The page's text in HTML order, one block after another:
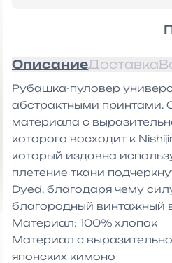
ОписаниеДоставка
Рубашка-пуловер
абстрактными принтами.
материала с
которого восходит к
который издавна
плетение ткани
Dyed, благодаря чему
благородный винтажный
Материал: 100% хлопок
Материал с
японских кимоно